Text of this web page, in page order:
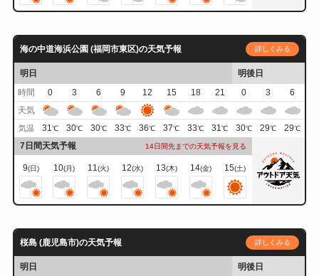
海の中道海浜公園 (福岡市東区)の天気予報 詳しくみる
明日
明後日
時間
0 3 6 9 12 15 18 21 0 3
6
天気
気温 31℃ 30℃ 30℃ 33℃ 36℃ 37℃ 33℃ 31℃ 30℃ 29℃ 29℃
7日間天気予報 14日間先までの天気予報を見る
9(日) 10(月) 11(火) 12(水) 13(木) 14(金) 15(土)
桜島 (鹿児島市)の天気予報 詳しくみる
明日
明後日